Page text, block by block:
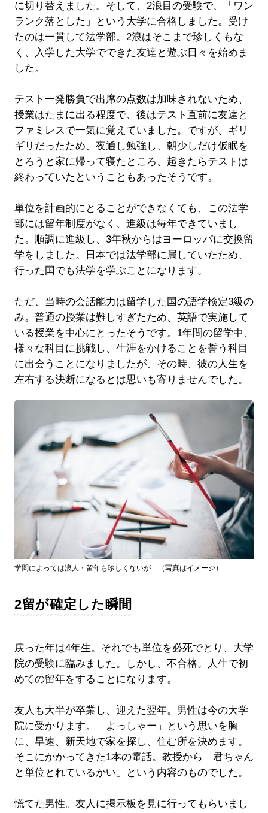
に切り替えました。そして、2浪目の受験で、「ワン
ランク落とした」という大学に合格しました。受け
たのは一貫して法学部。2浪はそこまで珍しくもな
く、入学した大学でできた友達と遊ぶ日々を始めま
した。
テスト一発勝負で出席の点数は加味されないため、
授業はたまに出る程度で、後はテスト直前に友達と
ファミレスで一気に覚えていました。ですが、ギリ
ギリだったため、夜通し勉強し、朝少しだけ仮眠を
とろうと家に帰って寝たところ、起きたらテストは
終わっていたということもあったそうです。
単位を計画的にとることができなくても、この法学
部には留年制度がなく、進級は毎年できていまし
た。順調に進級し、3年秋からはヨーロッパに交換留
学をしました。日本では法学部に属していたため、
行った国でも法学を学ぶことになります。
ただ、当時の会話能力は留学した国の語学検定3級の
み。普通の授業は難しすぎたため、英語で実施して
いる授業を中心にとったそうです。1年間の留学中、
様々な科目に挑戦し、生涯をかけることを誓う科目
に出会うことになりましたが、その時、彼の人生を
左右する決断になるとは思いも寄りませんでした。
学問によっては浪人・留年も珍しくないが…（写真はイメージ）
2留が確定した瞬間
戻った年は4年生。それでも単位を必死でとり、大学
院の受験に臨みました。しかし、不合格。人生で初
めての留年をすることになります。
友人も大半が卒業し、迎えた翌年。男性は今の大学
院に受かります。「よっしゃー」という思いを胸
に、早速、新天地で家を探し、住む所を決めます。
そこにかかってきた1本の電話。教授から「君ちゃん
と単位とれているかい」という内容のものでした。
慌てた男性。友人に掲示板を見に行ってもらいまし